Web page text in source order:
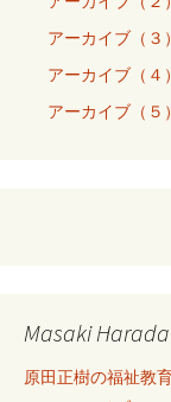
アーカイブ（３
アーカイブ（４
アーカイブ（５
Masaki
原田正樹の福祉教